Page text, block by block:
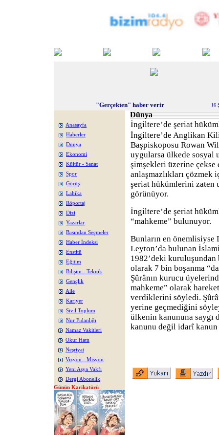
"Gerçekten" haber verir 16
Anasayfa
Haberler
Dünya
Ekonomi
Kültür - Sanat
Spor
Görüş
Lahika
Röportaj
Dizi
Yazarlar
Basından Seçmeler
Haber İndeksi
Enstitü
Eğitim
Bilişim - Teknik
Gençlik
Aile
Kariyer
Sivil Toplum
Nur Fidanlığı
Namaz Vakitleri
Okur Hattı
Neşriyat
Vizyon - Misyon
Yeni Asya Vakfı
Dergi Abonelik
Günün Karikatürü
Dünya
İngiltere’de şeriat
İngiltere’de Anglikan
Başpiskoposu Rowan
uygularsa ülkede sosyal
şimşekleri üzerine
anlaşmazlıkları çözmek
şeriat hükümlerini zaten
görünüyor.
İngiltere’de şeriat
“mahkeme” bulunuyor.
Bunların en önemlisiyse
Leyton’da bulunan
1982’deki
olarak 7 bin boşanma
Şûrânın kurucu
mahkeme” olarak
verdiklerini söyledi.
yerine geçmediğini
ülkenin kanununa saygı
kanunu değil idarî